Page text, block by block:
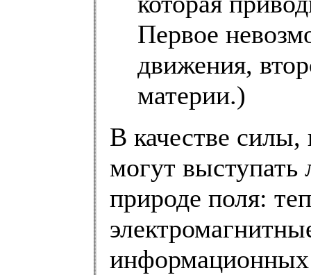
Первое
движения,
материи.)
В качестве
могут
природе поля: